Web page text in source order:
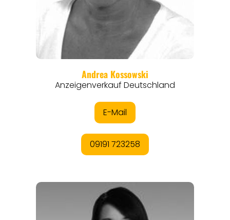
THEMEN
ANGEBOTE